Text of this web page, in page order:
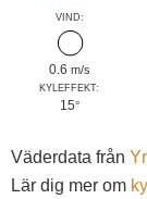
VIND:
0.6 m/s
KYLEFFEKT:
15°
Väderdata från
Lär dig mer om